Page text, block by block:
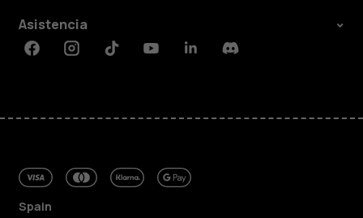
Asistencia
FacebookInstagramTiktokYoutubeLinkedinDiscord
Spain